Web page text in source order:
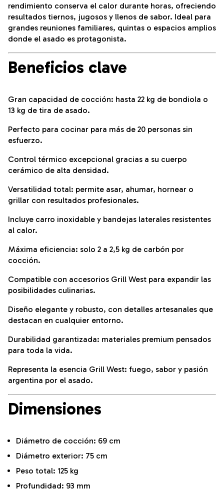
rendimiento conserva el calor durante horas, ofreciendo
resultados tiernos, jugosos y llenos de sabor. Ideal para
grandes reuniones familiares, quintas o espacios amplios
donde el asado es protagonista.
Beneficios clave
Gran capacidad de cocción: hasta 22 kg de bondiola o
13 kg de tira de asado.
Perfecto para cocinar para más de 20 personas sin
esfuerzo.
Control térmico excepcional gracias a su cuerpo
cerámico de alta densidad.
Versatilidad total: permite asar, ahumar, hornear o
grillar con resultados profesionales.
Incluye carro inoxidable y bandejas laterales resistentes
al calor.
Máxima eficiencia: solo 2 a 2,5 kg de carbón por
cocción.
Compatible con accesorios Grill West para expandir las
posibilidades culinarias.
Diseño elegante y robusto, con detalles artesanales que
destacan en cualquier entorno.
Durabilidad garantizada: materiales premium pensados
para toda la vida.
Representa la esencia Grill West: fuego, sabor y pasión
argentina por el asado.
Dimensiones
Diámetro de cocción: 69 cm
Diámetro exterior: 75 cm
Peso total: 125 kg
Profundidad: 93 mm